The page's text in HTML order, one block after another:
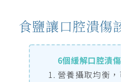
食鹽讓口腔潰傷
6個緩解口腔潰
營養攝取均衡